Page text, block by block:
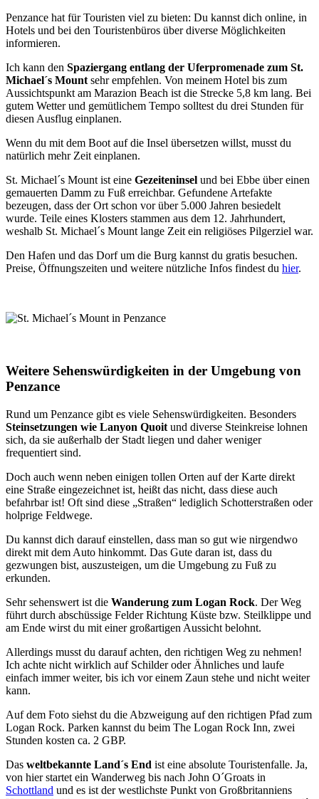
Penzance hat für Touristen viel zu bieten: Du kannst dich online, in
Hotels und bei den Touristenbüros über diverse Möglichkeiten
informieren.
Ich kann den Spaziergang entlang der Uferpromenade zum St.
Michael´s Mount sehr empfehlen. Von meinem Hotel bis zum
Aussichtspunkt am Marazion Beach ist die Strecke 5,8 km lang. Bei
gutem Wetter und gemütlichem Tempo solltest du drei Stunden für
diesen Ausflug einplanen.
Wenn du mit dem Boot auf die Insel übersetzen willst, musst du
natürlich mehr Zeit einplanen.
St. Michael´s Mount ist eine Gezeiteninsel und bei Ebbe über einen
gemauerten Damm zu Fuß erreichbar. Gefundene Artefakte
bezeugen, dass der Ort schon vor über 5.000 Jahren besiedelt
wurde. Teile eines Klosters stammen aus dem 12. Jahrhundert,
weshalb St. Michael´s Mount lange Zeit ein religiöses Pilgerziel war.
Den Hafen und das Dorf um die Burg kannst du gratis besuchen.
Preise, Öffnungszeiten und weitere nützliche Infos findest du hier.
Weitere Sehenswürdigkeiten in der Umgebung von
Penzance
Rund um Penzance gibt es viele Sehenswürdigkeiten. Besonders
Steinsetzungen wie Lanyon Quoit und diverse Steinkreise lohnen
sich, da sie außerhalb der Stadt liegen und daher weniger
frequentiert sind.
Doch auch wenn neben einigen tollen Orten auf der Karte direkt
eine Straße eingezeichnet ist, heißt das nicht, dass diese auch
befahrbar ist! Oft sind diese „Straßen“ lediglich Schotterstraßen oder
holprige Feldwege.
Du kannst dich darauf einstellen, dass man so gut wie nirgendwo
direkt mit dem Auto hinkommt. Das Gute daran ist, dass du
gezwungen bist, auszusteigen, um die Umgebung zu Fuß zu
erkunden.
Sehr sehenswert ist die Wanderung zum Logan Rock. Der Weg
führt durch abschüssige Felder Richtung Küste bzw. Steilklippe und
am Ende wirst du mit einer großartigen Aussicht belohnt.
Allerdings musst du darauf achten, den richtigen Weg zu nehmen!
Ich achte nicht wirklich auf Schilder oder Ähnliches und laufe
einfach immer weiter, bis ich vor einem Zaun stehe und nicht weiter
kann.
Auf dem Foto siehst du die Abzweigung auf den richtigen Pfad zum
Logan Rock. Parken kannst du beim The Logan Rock Inn, zwei
Stunden kosten ca. 2 GBP.
Das weltbekannte Land´s End ist eine absolute Touristenfalle. Ja,
von hier startet ein Wanderweg bis nach John O´Groats in
Schottland und es ist der westlichste Punkt von Großbritanniens